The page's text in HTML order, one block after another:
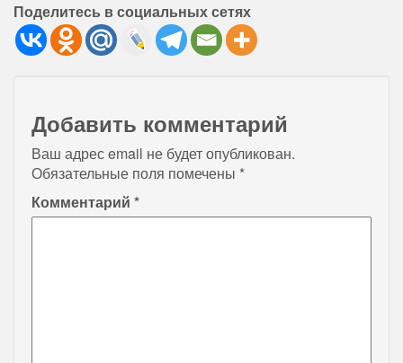
Поделитесь в социальных сетях
Добавить комментарий
Ваш адрес email не будет опубликован.
Обязательные поля помечены *
Комментарий *